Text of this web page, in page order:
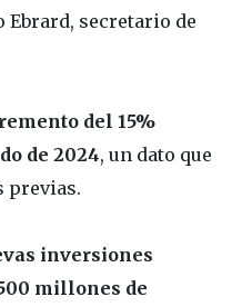
secretario de
del 15%
de 2024, un dato que
previas.
inversiones
millones de